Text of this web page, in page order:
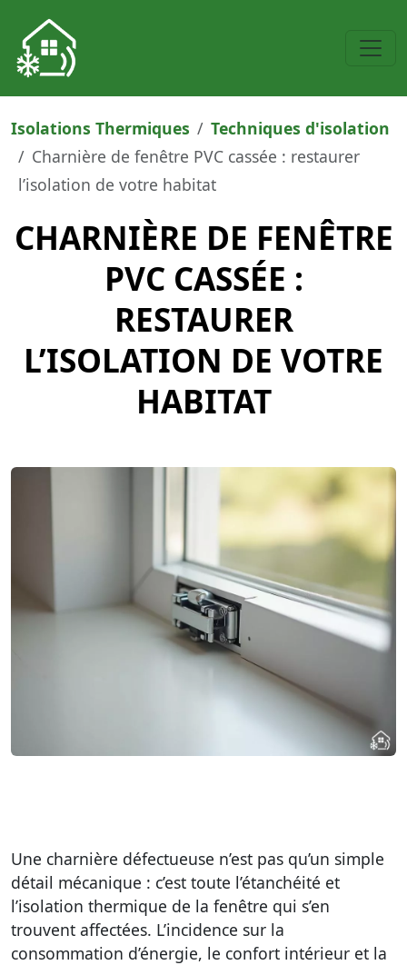
Isolations Thermiques
Techniques d'isolation
Charnière de fenêtre PVC cassée : restaurer
l’isolation de votre habitat
CHARNIÈRE DE FENÊTRE
PVC CASSÉE :
RESTAURER
L’ISOLATION DE VOTRE
HABITAT
Une charnière défectueuse n’est pas qu’un simple
détail mécanique : c’est toute l’étanchéité et
l’isolation thermique de la fenêtre qui s’en
trouvent affectées. L’incidence sur la
consommation d’énergie, le confort intérieur et la